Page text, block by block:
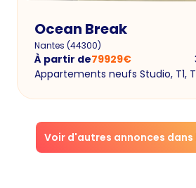
Ocean Break
Nantes (44300)
À partir de79929€
Appartements neufs Studio, T1,
Voir d'autres annonces